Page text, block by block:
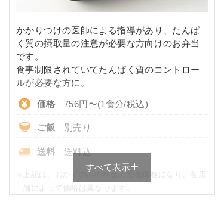
メニュー例をもっと見る
※ その他備考
メニューは日替わりです（メニューは一例です）
10.6g
リン 109.3mg
カリウム
コレステロール
鶏肉と茄子の和風炒め
ねぎとちくわのぬた
かかりつけの医師による指導があり、たんぱ
く質の摂取量の注意が必要な方向けのお弁当
です。
食事制限されていてたんぱく質のコントロー
ルが必要な方に。
価格 756円〜(1食分/税込)
ご飯 別売り
送料 送料込
※
上記は、おかずのみの料金の最低価格になり、各店
舗によって価格は異なります。
すべて表示